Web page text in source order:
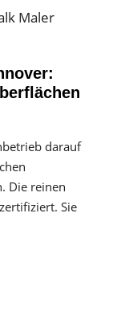
darauf
Die reinen
Sie